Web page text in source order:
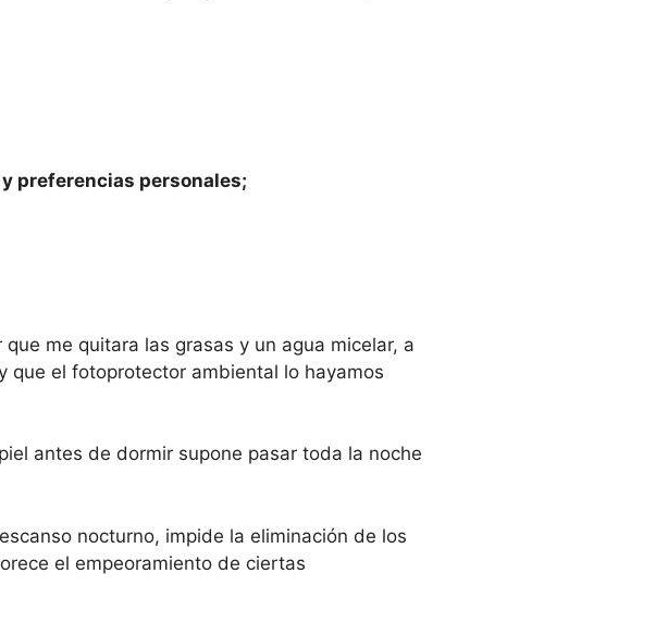
preferencias personales;
me quitara las grasas y un agua micelar, a
que el fotoprotector ambiental lo hayamos
antes de dormir supone pasar toda la noche
nocturno, impide la eliminación de los
el empeoramiento de ciertas